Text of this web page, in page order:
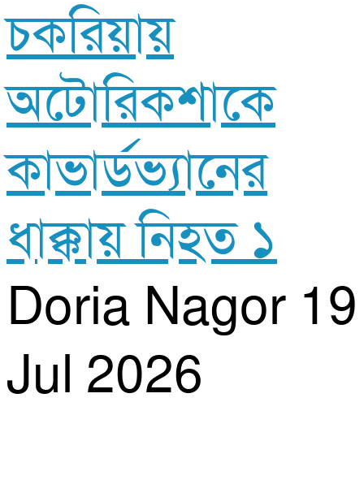
চকরিয়ায়
অটোরিকশাকে
কাভার্ডভ্যানের
ধাক্কায় নিহত ১
Doria Nagor 19
Jul 2026